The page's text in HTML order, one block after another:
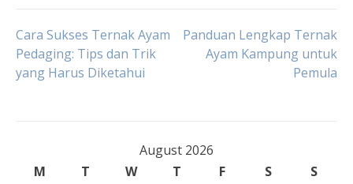
Post
navigation
Cara Sukses Ternak Ayam
Pedaging: Tips dan Trik
yang Harus Diketahui
Panduan Lengkap Ternak
Ayam Kampung untuk
Pemula
August 2026
M
T W T F S
S